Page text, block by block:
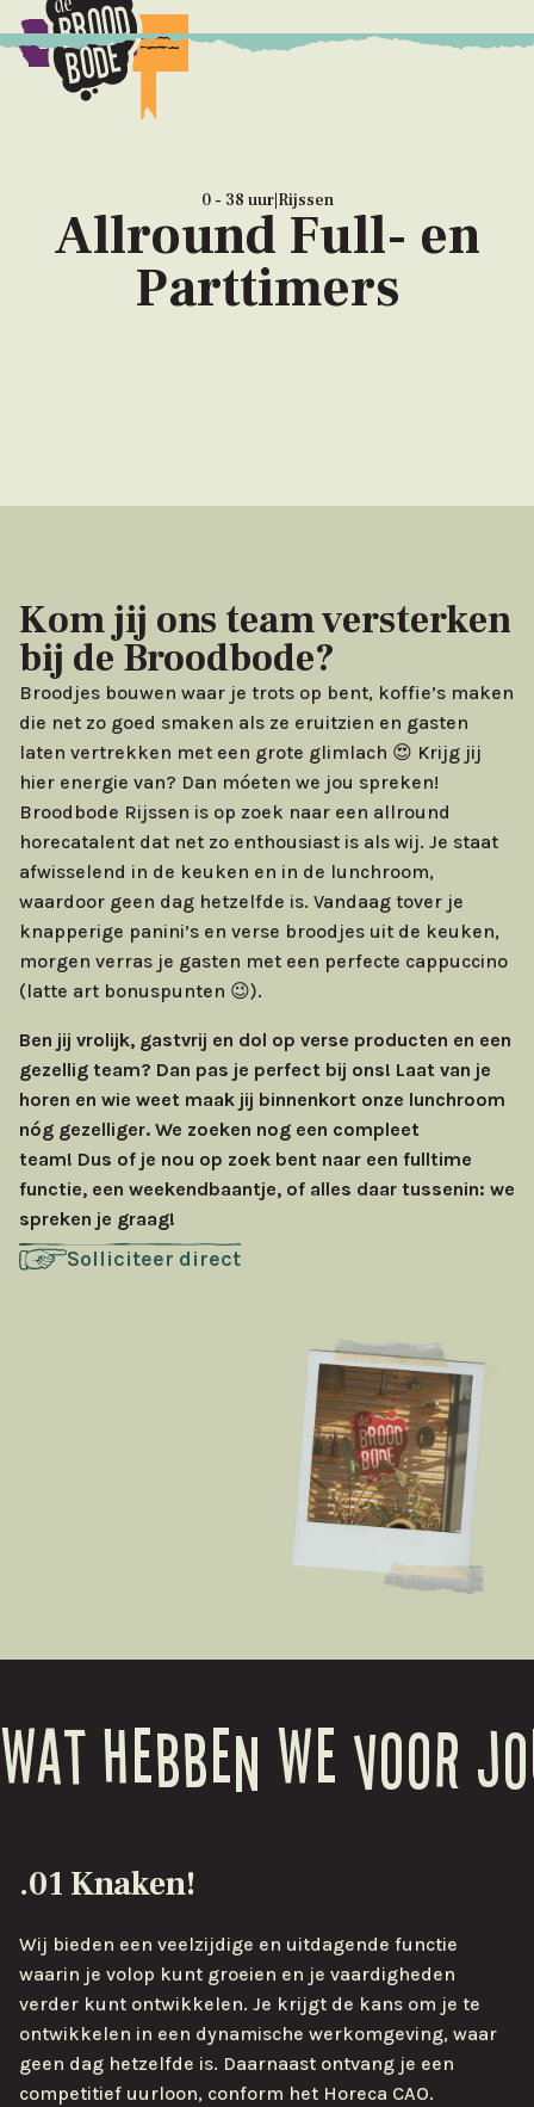
Bestellen
0 - 38 uur|Rijssen
Allround Full- en
Parttimers
Kom jij ons team versterken
bij de Broodbode?
Broodjes bouwen waar je trots op bent, koffie’s maken
die net zo goed smaken als ze eruitzien en gasten
laten vertrekken met een grote glimlach 😍 Krijg jij
hier energie van? Dan móeten we jou spreken!
Broodbode Rijssen is op zoek naar een allround
horecatalent dat net zo enthousiast is als wij. Je staat
afwisselend in de keuken en in de lunchroom,
waardoor geen dag hetzelfde is. Vandaag tover je
knapperige panini’s en verse broodjes uit de keuken,
morgen verras je gasten met een perfecte cappuccino
(latte art bonuspunten 😉).
Ben jij vrolijk, gastvrij en dol op verse producten en een
gezellig team? Dan pas je perfect bij ons! Laat van je
horen en wie weet maak jij binnenkort onze lunchroom
nóg gezelliger. We zoeken nog een compleet
team! Dus of je nou op zoek bent naar een fulltime
functie, een weekendbaantje, of alles daar tussenin: we
spreken je graag!
Solliciteer direct
Wat hebben we voor
.01 Knaken!
Wij bieden een veelzijdige en uitdagende functie
waarin je volop kunt groeien en je vaardigheden
verder kunt ontwikkelen. Je krijgt de kans om je te
ontwikkelen in een dynamische werkomgeving, waar
geen dag hetzelfde is. Daarnaast ontvang je een
competitief uurloon, conform het Horeca CAO.